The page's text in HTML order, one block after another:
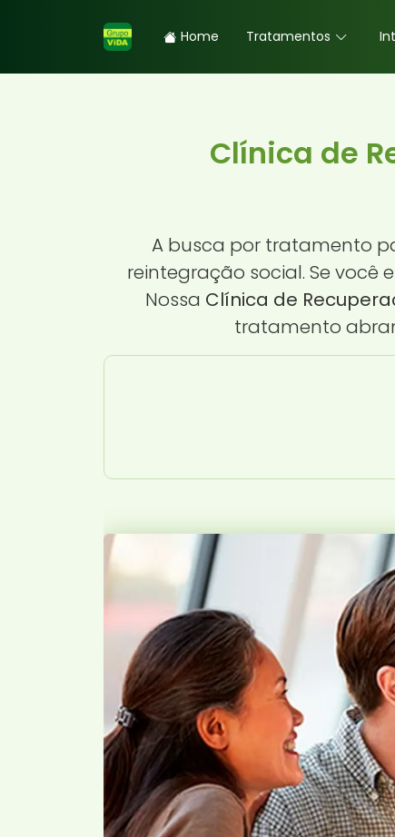
Home Tratamentos
Clínica de
A busca por tratamento
reintegração social. Se você
Nossa Clínica de
tratamento